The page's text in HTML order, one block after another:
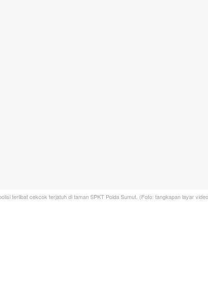
terlibat cekcok terjatuh di taman SPKT Polda Sumut. (Foto: tangkapan layar